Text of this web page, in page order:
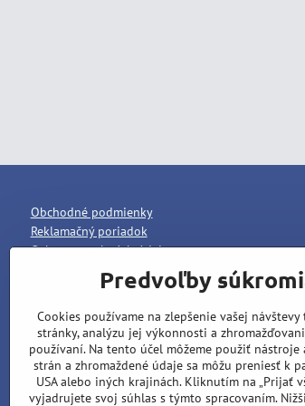
Obchodné podmienky
Reklamačný poriadok
Ochrana osobných údajov
Predvoľby
Cookies používame na zlepšenie vašej
stránky, analýzu jej výkonnosti a
používaní. Na tento účel môžeme použiť nástroje
strán a zhromaždené údaje sa môžu preniesť k
USA alebo iných krajinách. Kliknutím na „Prijať
vyjadrujete svoj súhlas s týmto spracovaním.